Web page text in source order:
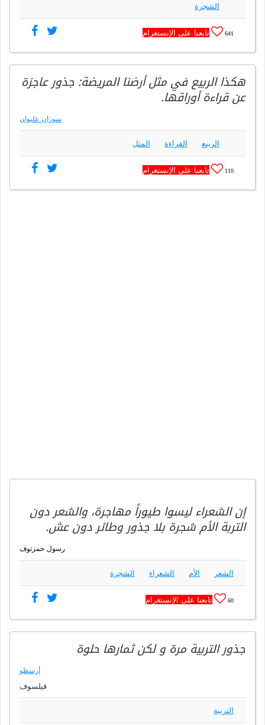
الشجرة
641 تابعنا على الإنستغرام
هكذا الربيع في مثل أرضنا المريضة: جذور عاجزة
عن قراءة أوراقها.
سوزان عليوان
الربيع القراءة المثل
110 تابعنا على الإنستغرام
إن الشعراء ليسوا طيوراً مهاجرة، والشعر دون
التربة الأم شجرة بلا جذور وطائر دون عش.
رسول حمزتوف
الشعر الأم الشعراء الشجرة
60 تابعنا على الإنستغرام
جذور التربية مرة و لكن ثمارها حلوة
أرسطو
فيلسوف
التربية